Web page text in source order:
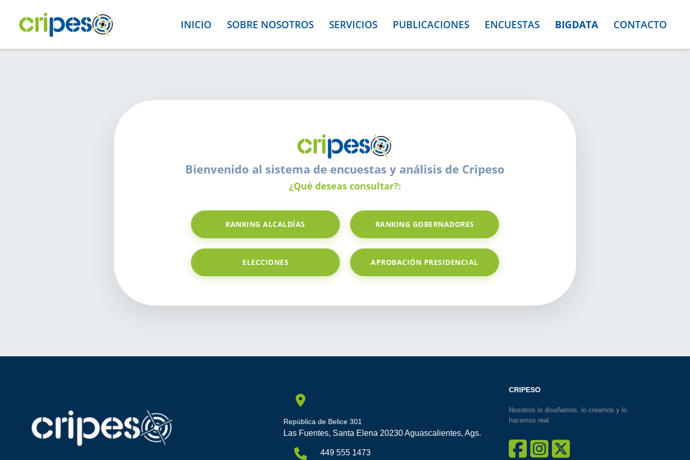
INICIO SOBRE NOSOTROS SERVICIOS PUBLICACIONES ENCUESTAS BIGDATA CONTACTO
Bienvenido al sistema de encuestas y análisis de Cripeso
¿Qué deseas consultar?:
RANKING ALCALDÍAS RANKING GOBERNADORES
ELECCIONES APROBACIÓN PRESIDENCIAL
República de Belice 301
Las Fuentes, Santa Elena 20230 Aguascalientes, Ags.
449 555 1473
CRIPESO
Nosotros lo diseñamos, lo creamos y lo
hacemos real